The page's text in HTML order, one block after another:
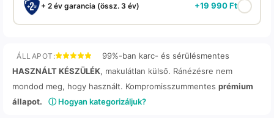
+ 2 év garancia (össz. 3 év) +19 990Ft
ÁLLAPOT:
99%-ban karc- és sérülésmentes
HASZNÁLT KÉSZÜLÉK, makulátlan külső. Ránézésre nem
mondod meg, hogy használt. Kompromisszummentes prémium
állapot.
ⓘ Hogyan kategorizáljuk?